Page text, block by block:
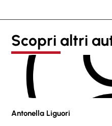
Scopri altri
Antonella Liguori